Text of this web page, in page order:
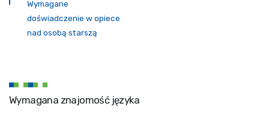
Wymagane
doświadczenie w opiece
nad osobą starszą
Wymagana znajomość języka